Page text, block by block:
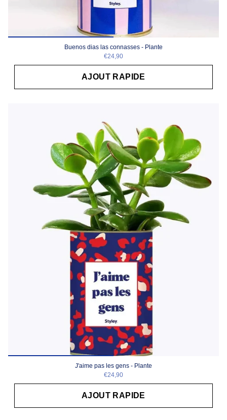
Buenos dias las connasses - Plante
€24,90
AJOUT RAPIDE
J'aime pas les gens - Plante
€24,90
AJOUT RAPIDE